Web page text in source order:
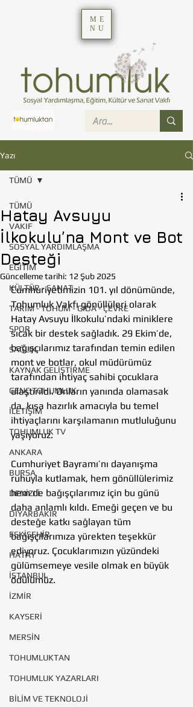
ME
NU
Yazı
TÜMÜ
VAKIF
SOSYAL YARDIMLAŞMA
EĞİTİM
KÜLTÜR - SANAT
TARIM - TOHUM - GIDA - ÇEVRE
SPOR
SAĞLIK
KAYNAK GELİŞTİRME
GENÇ TOHUMLUK
İLETİŞİM
TOHUMLUK TV
ANKARA
BURSA
DENİZLİ
DİYARBAKIR
ESKİŞEHİR
HATAY
İSTANBUL
İZMİR
KAYSERİ
MERSİN
TOHUMLUKTAN
TOHUMLUK YAZARLARI
BİLİM VE TEKNOLOJİ
TÜMÜ
Hatay Avsuyu
İlkokulu’na Mont ve Bot
Desteği
Güncelleme tarihi: 12 Şub 2025
Cumhuriyetimizin 101. yıl dönümünde,
Tohumluk Vakfı gönüllüleri olarak
Hatay Avsuyu İlkokulu’ndaki miniklere
sıcak bir destek sağladık. 29 Ekim’de,
bağışçılarımız tarafından temin edilen
mont ve botlar, okul müdürümüz
tarafından ihtiyaç sahibi çocuklara
ulaştırıldı. Onların yanında olamasak
da, kışa hazırlık amacıyla bu temel
ihtiyaçlarını karşılamanın mutluluğunu
yaşıyoruz.
Cumhuriyet Bayramı’nı dayanışma
ruhuyla kutlamak, hem gönüllülerimiz
hem de bağışçılarımız için bu günü
daha anlamlı kıldı. Emeği geçen ve bu
desteğe katkı sağlayan tüm
bağışçılarımıza yürekten teşekkür
ediyoruz. Çocuklarımızın yüzündeki
gülümsemeye vesile olmak en büyük
ödülümüz.